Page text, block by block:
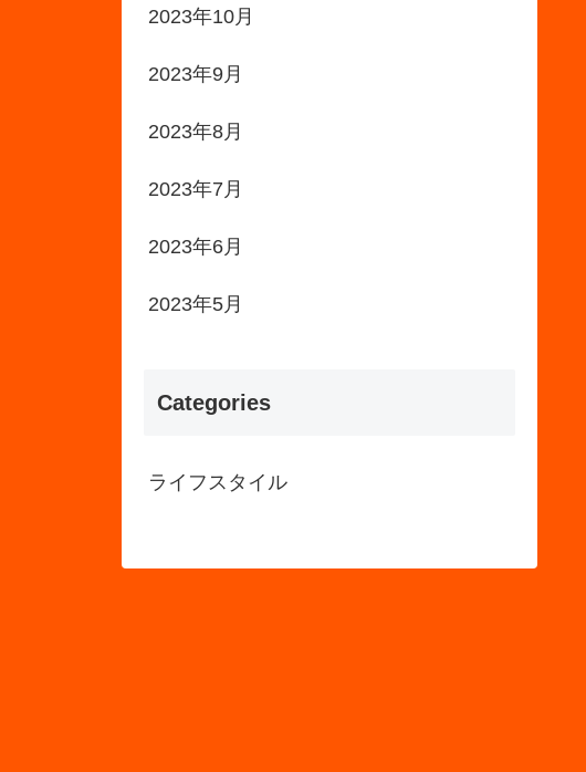
2023年10月
2023年9月
2023年8月
2023年7月
2023年6月
2023年5月
Categories
ライフスタイル